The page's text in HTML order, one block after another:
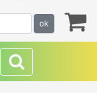
ok